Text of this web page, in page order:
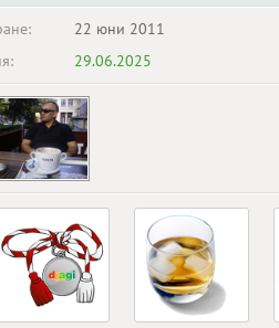
22 юни 2011
29.06.2025